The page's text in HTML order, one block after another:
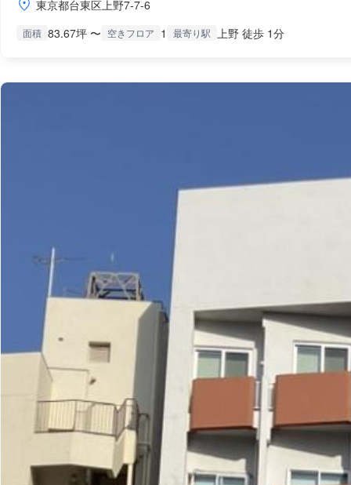
東京都台東区上野7-7-6
面積 83.67坪 〜 空きフロア 1 最寄り駅 上野 徒歩 1分